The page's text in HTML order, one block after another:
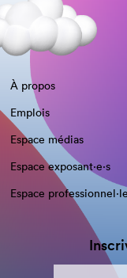
À propos
Emplois
Espace médias
Espace exposant·e⋅s
Espace